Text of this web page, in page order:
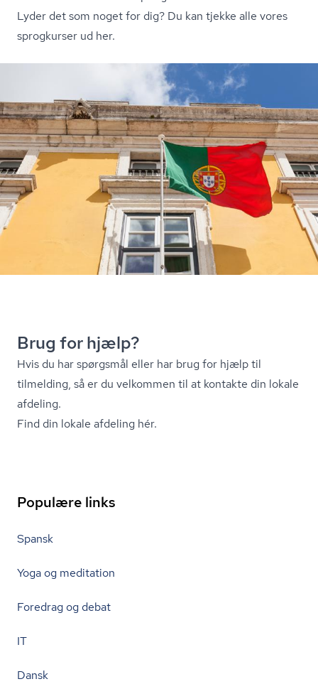
Lyder det som noget for dig? Du kan tjekke alle vores
sprogkurser ud her.
Brug for hjælp?
Hvis du har spørgsmål eller har brug for hjælp til
tilmelding, så er du velkommen til at kontakte din lokale
afdeling.
Find din lokale afdeling hér.
Populære links
Spansk
Yoga og meditation
Foredrag og debat
IT
Dansk